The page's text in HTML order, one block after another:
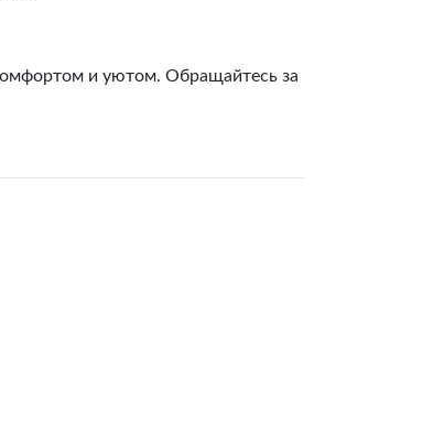
и уютом. Обращайтесь за